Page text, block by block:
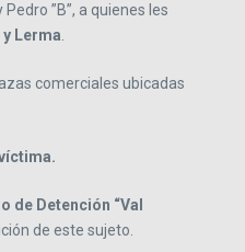
”B”, a quienes les
Lerma.
comerciales ubicadas
de Detención “Val
de este sujeto.